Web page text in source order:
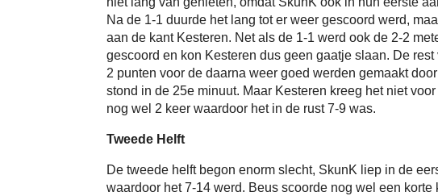
Na de 1-1 duurde het lang tot er weer gescoord werd,
aan de kant Kesteren. Net als de 1-1 werd ook de 2-2
gescoord en kon Kesteren dus geen gaatje slaan. De
2 punten voor de daarna weer goed werden gemaakt
stond in de 25e minuut. Maar Kesteren kreeg het niet
nog wel 2 keer waardoor het in de rust 7-9 was.
Tweede Helft
De tweede helft begon enorm slecht, SkunK liep in de
waardoor het 7-14 werd. Beus scoorde nog wel een